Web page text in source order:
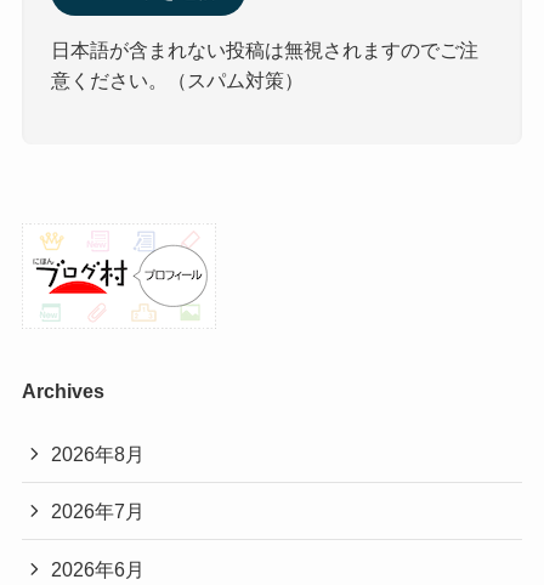
日本語が含まれない投稿は無視されますのでご注
意ください。（スパム対策）
Archives
2026年8月
2026年7月
2026年6月